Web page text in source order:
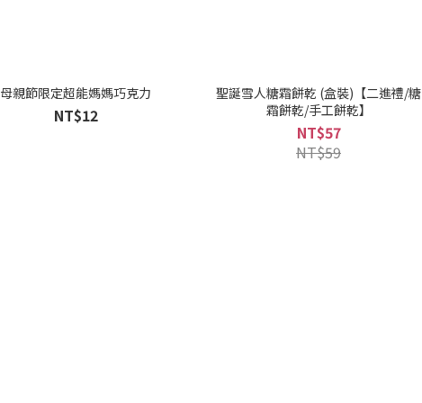
母親節限定超能媽媽巧克力
NT$12
聖誕雪人糖霜餅乾 (盒裝)【二進禮/糖
霜餅乾/手工餅乾】
NT$57
NT$59